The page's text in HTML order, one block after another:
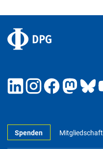
Spenden Mitgliedschaft